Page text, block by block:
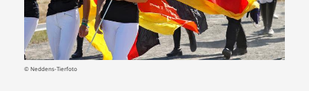
© Neddens-Tierfoto